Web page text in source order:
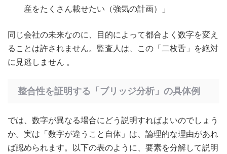
産をたくさん載せたい（強気の計画）」
同じ会社の未来なのに、目的によって都合よく数字を変え
ることは許されません。監査人は、この「二枚舌」を絶対
に見逃しません 。
整合性を証明する「ブリッジ分析」の具体例
では、数字が異なる場合にどう説明すればよいのでしょう
か。実は「数字が違うこと自体」は、論理的な理由があれ
ば認められます。以下の表のように、要素を分解して説明